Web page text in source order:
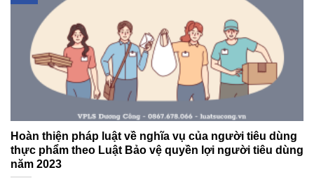
Hoàn thiện pháp luật về nghĩa vụ của người tiêu dùng
thực phẩm theo Luật Bảo vệ quyền lợi người tiêu dùng
năm 2023